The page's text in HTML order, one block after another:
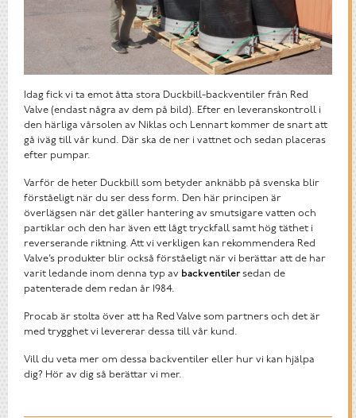
Idag fick vi ta emot åtta stora Duckbill-backventiler från Red
Valve (endast några av dem på bild). Efter en leveranskontroll i
den härliga vårsolen av Niklas och Lennart kommer de snart att
gå iväg till vår kund. Där ska de ner i vattnet och sedan placeras
efter pumpar.
Varför de heter Duckbill som betyder anknäbb på svenska blir
förståeligt när du ser dess form. Den här principen är
överlägsen när det gäller hantering av smutsigare vatten och
partiklar och den har även ett lågt tryckfall samt hög täthet i
reverserande riktning. Att vi verkligen kan rekommendera Red
Valve’s produkter blir också förståeligt när vi berättar att de har
varit ledande inom denna typ av backventilersedan de
patenterade dem redan år 1984.
Procab är stolta över att ha Red Valve som partners och det är
med trygghet vi levererar dessa till vår kund.
Vill du veta mer om dessa backventiler eller hur vi kan hjälpa
dig? Hör av dig så berättar vi mer.